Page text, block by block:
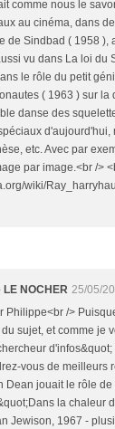
comme nous le
au cinéma, dans
de Sindbad ( 1958 ),
vu dans La loi du
le rôle du petit
( 1963 ) sur la
danse des
d'aujourd'hui,
etc. Avec par
par image.<br />
wiki/
LE NOCHER 25/05/
Philippe<br />
sujet, et comme je
vous de meilleurs
Dean jouait le rôle
la chaleur
Jewison, 1967 -